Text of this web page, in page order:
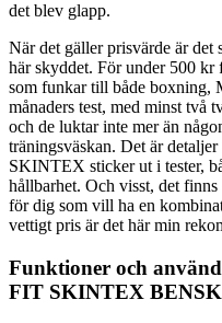
det blev glapp.
När det gäller prisvärde är det
här skyddet. För under 500 kr
som funkar till både boxning,
månaders test, med minst två
och de luktar inte mer än
träningsväskan. Det är
SKINTEX sticker ut i tester,
hållbarhet. Och visst, det
för dig som vill ha en
vettigt pris är det här min
Funktioner och
FIT SKINTEX